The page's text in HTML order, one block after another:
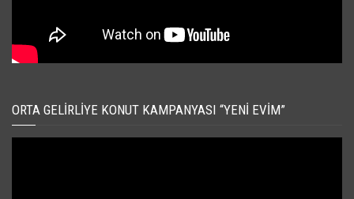
ORTA GELIRLIYE KONUT KAMPANYASI “YENI EVIM”